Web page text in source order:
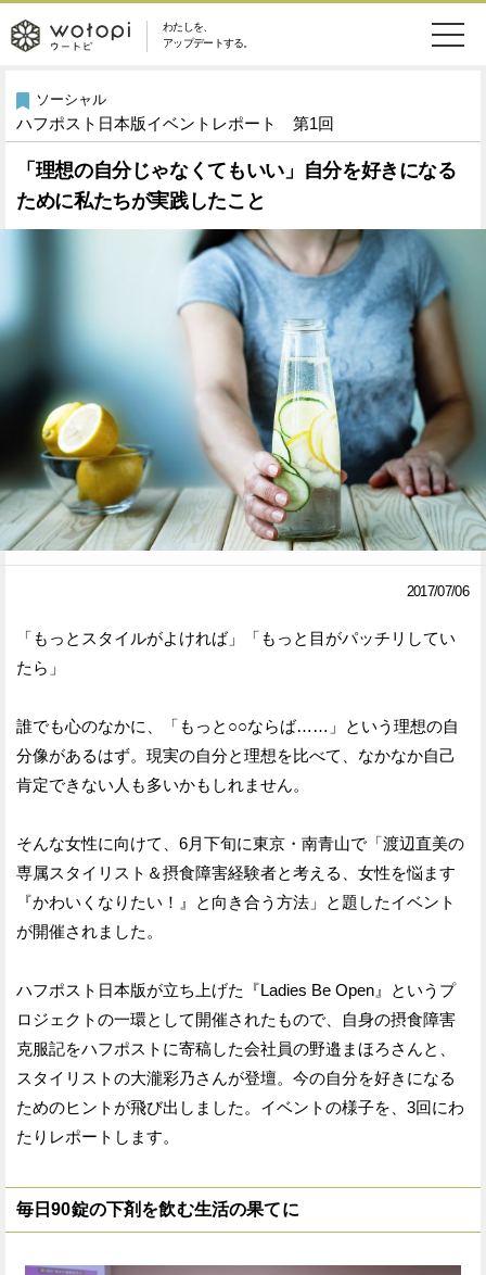
わたしを、
アップデートする。
wotopi
-
ウ
ー
ピ
メ
ニ
ー
恋愛・結婚
美容・コスメ 妊娠・出産
健康
ファッション
SDGs
アイテム
索
ウートピとは？
Facebook
す
る
Twitter
ェ
す
る
ソーシャル
ハフポスト日本版イベントレポート 第1回
「理想の自分じゃなくてもいい」自分を好きになる
ために私たちが実践したこと
2017/07/06
「もっとスタイルがよければ」「もっと目がパッチリしてい
たら」
誰でも心のなかに、「もっと○○ならば……」という理想の自
分像があるはず。現実の自分と理想を比べて、なかなか自己
肯定できない人も多いかもしれません。
そんな女性に向けて、6月下旬に東京・南青山で「渡辺直美の
専属スタイリスト＆摂食障害経験者と考える、女性を悩ます
『かわいくなりたい！』と向き合う方法」と題したイベント
が開催されました。
ハフポスト日本版が立ち上げた『Ladies Be Open』というプ
ロジェクトの一環として開催されたもので、自身の摂食障害
克服記をハフポストに寄稿した会社員の野邉まほろさんと、
スタイリストの大瀧彩乃さんが登壇。今の自分を好きになる
ためのヒントが飛び出しました。イベントの様子を、3回にわ
たりレポートします。
毎日90錠の下剤を飲む生活の果てに